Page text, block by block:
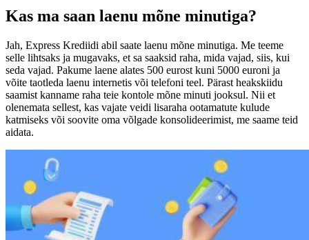
Kas ma saan laenu mõne minutiga?
Jah, Express Krediidi abil saate laenu mõne minutiga. Me teeme
selle lihtsaks ja mugavaks, et sa saaksid raha, mida vajad, siis, kui
seda vajad. Pakume laene alates 500 eurost kuni 5000 euroni ja
võite taotleda laenu internetis või telefoni teel. Pärast heakskiidu
saamist kanname raha teie kontole mõne minuti jooksul. Nii et
olenemata sellest, kas vajate veidi lisaraha ootamatute kulude
katmiseks või soovite oma võlgade konsolideerimist, me saame teid
aidata.